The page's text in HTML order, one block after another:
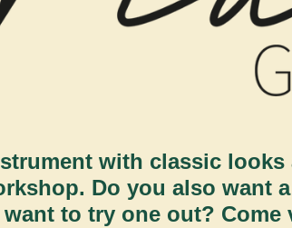
with classic
Do you also want
to try one out? Come